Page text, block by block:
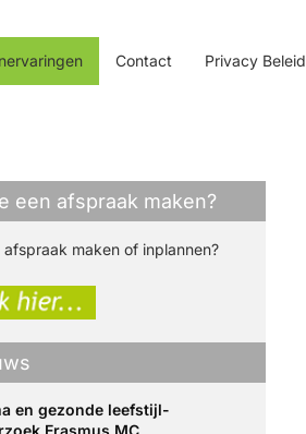
Contact Privacy Beleid
een afspraak maken?
afspraak maken of inplannen?
en gezonde leefstijl-